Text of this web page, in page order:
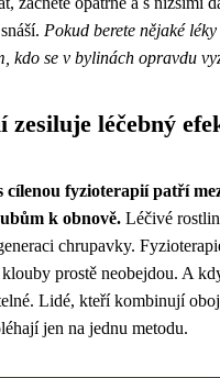
Pokud berete nějaké
kdo se v bylinách opravdu
zesiluje léčebný
fyzioterapií patří
k obnově. Léčivé
chrupavky.
prostě neobejdou. A
Lidé, kteří kombinují
jen na jednu metodu.